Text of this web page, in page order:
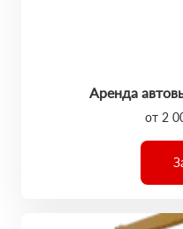
Аренда
от 2